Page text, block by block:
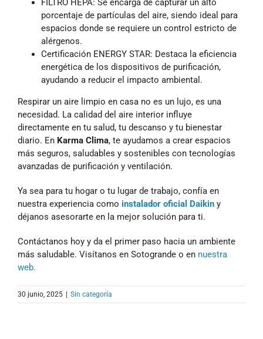
FILTRO HEPA: Se encarga de capturar un alto
porcentaje de partículas del aire, siendo ideal para
espacios donde se requiere un control estricto de
alérgenos.
Certificación ENERGY STAR: Destaca la eficiencia
energética de los dispositivos de purificación,
ayudando a reducir el impacto ambiental.
Respirar un aire limpio en casa no es un lujo, es una
necesidad. La calidad del aire interior influye
directamente en tu salud, tu descanso y tu bienestar
diario. En Karma Clima, te ayudamos a crear espacios
más seguros, saludables y sostenibles con tecnologías
avanzadas de purificación y ventilación.
Ya sea para tu hogar o tu lugar de trabajo, confía en
nuestra experiencia como instalador oficial Daikin y
déjanos asesorarte en la mejor solución para ti.
Contáctanos hoy y da el primer paso hacia un ambiente
más saludable. Visítanos en Sotogrande o en nuestra
web.
30 junio, 2025 | Sin categoría